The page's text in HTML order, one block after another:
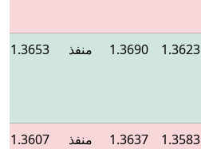
1.3623
1.3690 منفذ 1.3653
1.3583
1.3637 منفذ 1.3607